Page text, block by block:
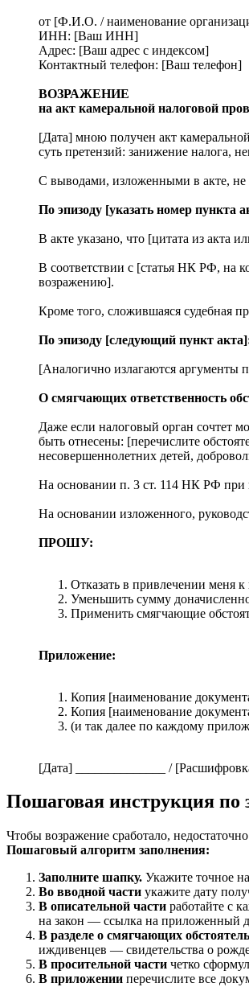
от [Ф.И.О. / наименование
ИНН: [Ваш ИНН]
Адрес: [Ваш адрес с индексом]
Контактный телефон: [Ваш телефон]
ВОЗРАЖЕНИЕ
на акт камеральной налоговой
[Дата] мною получен акт
суть претензий: занижение налога,
С выводами, изложенными в акте, не
По эпизоду [указать номер пункта
В акте указано, что [цитата из акта
В соответствии с [статья НК РФ, на
возражению].
Кроме того, сложившаяся судебная
По эпизоду [следующий пункт
[Аналогично излагаются аргументы
О смягчающих ответственность
Даже если налоговый орган сочтет
быть отнесены: [перечислите
несовершеннолетних детей,
На основании п. 3 ст. 114 НК РФ при
На основании изложенного,
ПРОШУ:
Отказать в привлечении меня
Уменьшить сумму
Применить смягчающие
Приложение:
Копия [наименование
Копия [наименование
(и так далее по каждому
[Дата] ______________ /
Пошаговая инструкция по
Чтобы возражение сработало,
Пошаговый алгоритм заполнения:
Заполните шапку. Укажите точное
Во вводной части укажите дату
В описательной части работайте с
на закон — ссылка на приложенный
В разделе о смягчающих
иждивенцев — свидетельства о
В просительной части четко
В приложении перечислите все